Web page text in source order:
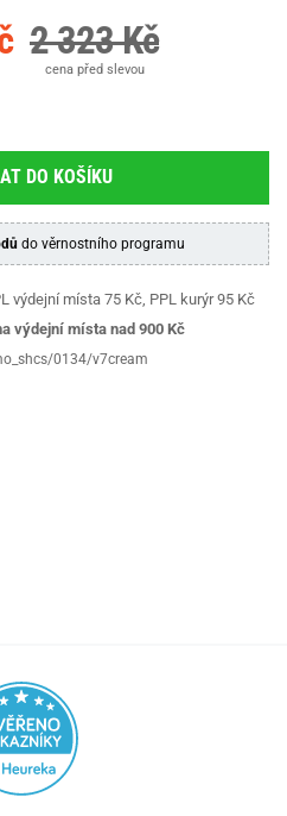
2 323 Kč
cena před slevou
DO KOŠÍKU
do věrnostního programu
výdejní místa 75 Kč, PPL kurýr 95 Kč
výdejní místa nad 900 Kč
0134/v7cream